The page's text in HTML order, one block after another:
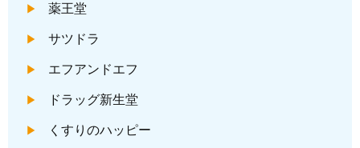
薬王堂
サツドラ
エフアンドエフ
ドラッグ新生堂
くすりのハッピー